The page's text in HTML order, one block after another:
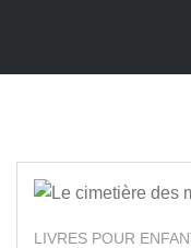
LIVRES POUR